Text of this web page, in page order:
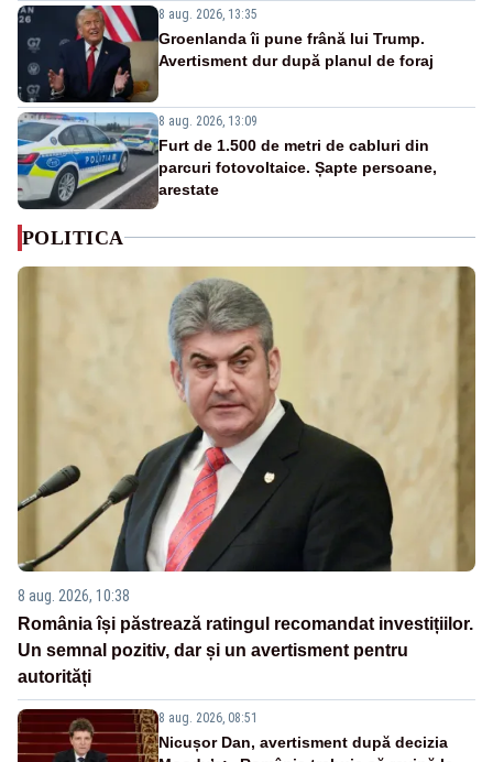
8 aug. 2026, 13:35
Groenlanda îi pune frână lui Trump.
Avertisment dur după planul de foraj
8 aug. 2026, 13:09
Furt de 1.500 de metri de cabluri din
parcuri fotovoltaice. Șapte persoane,
arestate
POLITICA
8 aug. 2026, 10:38
România își păstrează ratingul recomandat investițiilor.
Un semnal pozitiv, dar și un avertisment pentru
autorități
8 aug. 2026, 08:51
Nicușor Dan, avertisment după decizia